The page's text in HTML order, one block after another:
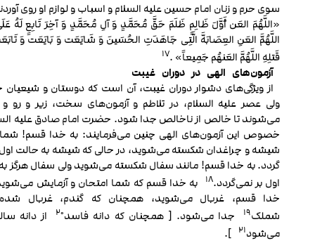
سوی حرم و زنان امام حسین علیه السلام و اسباب و لوازم او روی
«اللَّهُمَ العَن أَوَّلَ ظَالِمٍ ظَلَمَ حَقَّ مُحَمَّدٍ وَ آلِ مُحَمَّدٍ وَ آخِرَ تَابِعٍ لَهُ
اللَّهُمَّ العَنِ العِصَابَهَّ الَّتِی جَاهَدَتِ الحُسَینَ وَ شَایَعَت وَ بَایَعَت وَ
قَتلِهِ اللَّهُمَّ العَنهُم جَمِیعاً» .۱۷
آزمونهای الهی در دوران غیبت
از ویژگی‌های دشوار دوران غیبت، آن است که دوستان و
ولی عصر علیه السلام، در تلاطم و آزمون‌های سخت، زیر و رو و
می‌شوند تا خالص از ناخالص جدا شود. حضرت امام صادق علیه
خصوص این آزمون‌های الهی چنین می‌فرمایند: به خدا قسم! شما
شیشه و چراغدان شکسته می‌شوید، در حالی که شیشه به حالت
گردد. به خدا قسم! مانند سفال شکسته می‌شوید ولی سفال هرگز
اول بر نمی‌گردد.۱۸
به خدا قسم که شما امتحان و آزمایش
خدا قسم، غربال می‌شوید، همچنان که گندم، غربال
شملک۱۹ جدا می‌شود. [ همچنان که دانه فاسد۲۰
از دانه
می‌شود۲۱
].